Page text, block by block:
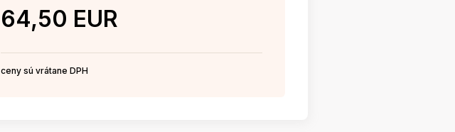
64,50 EUR
ceny sú vrátane DPH